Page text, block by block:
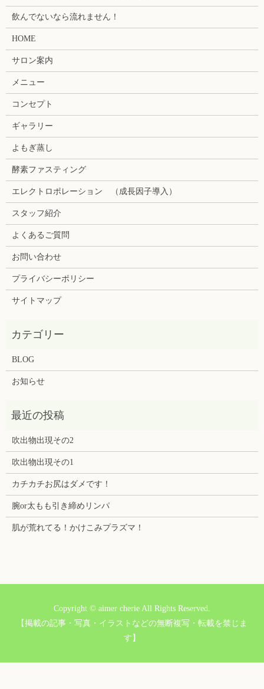
飲んでないなら流れません！
HOME
サロン案内
メニュー
コンセプト
ギャラリー
よもぎ蒸し
酵素ファスティング
エレクトロポレーション （成長因子導入）
スタッフ紹介
よくあるご質問
お問い合わせ
プライバシーポリシー
サイトマップ
BLOG
お知らせ
吹出物出現その2
吹出物出現その1
カチカチお尻はダメです！
腕or太もも引き締めリンパ
肌が荒れてる！かけこみプラズマ！
Copyright © aimer cherie All Rights Reserved.
【掲載の記事・写真・イラストなどの無断複写・転載を禁じま
す】